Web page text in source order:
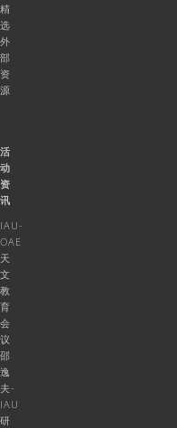
精
选
外
部
资
源
活
动
资
讯
IAU-
OAE
天
文
教
育
会
议
邵
逸
夫-
IAU
研